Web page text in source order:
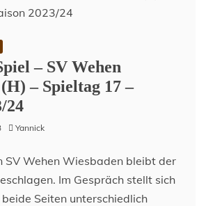
– SV Wehen
– Spieltag 17 –
24
Yannick
SV Wehen Wiesbaden bleibt der
Im Gespräch stellt sich
Seiten unterschiedlich